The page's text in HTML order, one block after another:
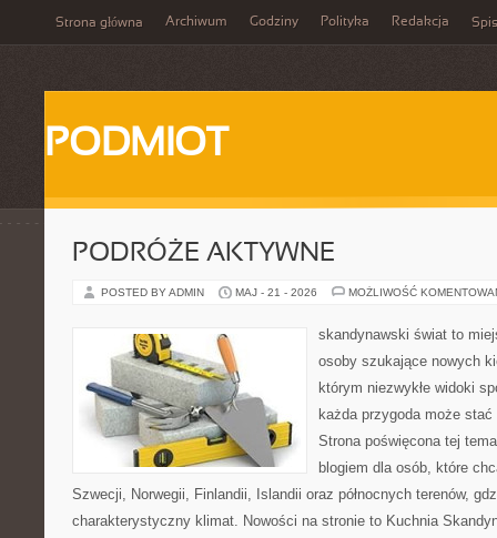
Strona główna Archiwum Godziny Polityka Redakcja
PODMIOT
PODRÓŻE AKTYWNE
POSTED BY ADMIN MAJ - 21 - 2026 MOŻLIWOŚĆ
skandynawski świat to
osoby szukające nowych
którym niezwykłe widoki
każda przygoda może
Strona poświęcona tej
blogiem dla osób, które
Szwecji, Norwegii, Finlandii, Islandii oraz północnych terenów,
charakterystyczny klimat. Nowości na stronie to Kuchnia